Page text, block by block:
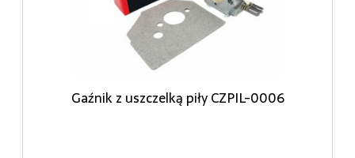
Gaźnik z uszczelką piły CZPIL-0006